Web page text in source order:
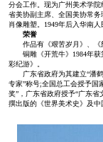
分会工作。现为广州美术学
省美协副主席、全国美协常
肖像雕塑。1949年后入华南人
荣誉
作品有《艰苦岁月》、《怒
铜雕《开荒牛》1984年获
彩纪游》。
广东省政府为其建立“潘鹤
专家”称号;全国总工会授予国
奖”，广东省政府授予“广东
撰出版的《世界美术史》及中